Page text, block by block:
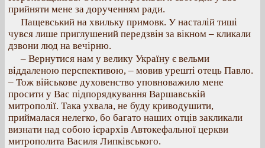
прийняти мене за дорученням ради.
Пащевський на хвильку примовк. У насталій тиші
чувся лише приглушений передзвін за вікном – кликали
дзвони люд на вечірню.
– Вернутися нам у велику Україну є вельми
віддаленою перспективою, – мовив урешті отець Павло.
– Тож військове духовенство уповноважило мене
просити у Вас підпорядкування Варшавській
митрополії. Така ухвала, не буду криводушити,
приймалася нелегко, бо багато наших отців закликали
визнати над собою ієрархів Автокефальної церкви
митрополита Василя Липківського.